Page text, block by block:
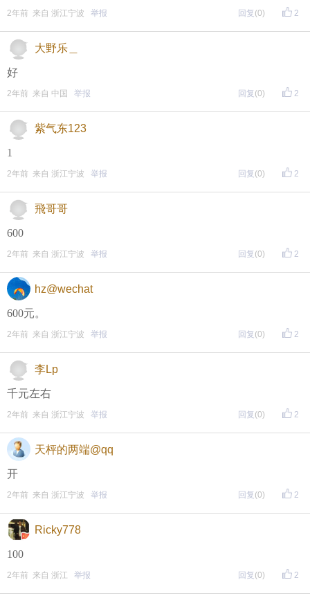
• 友情提醒
恶意灌水/答非所问，视为无效
未在规定时间内回复，视为无效
评论主题内容即可领取红包！
另外，欢迎加入东方热线资讯群！
只能扫描加入（不能识别二维码加入哦），
更多精彩等着你哦~
2
2年前 来自 浙江宁波 举报 回复 (0)
大野乐＿
好
2
2年前 来自 中国 举报 回复 (0)
紫气东123
1
2
2年前 来自 浙江宁波 举报 回复 (0)
飛哥哥
600
2
2年前 来自 浙江宁波 举报 回复 (0)
hz@wechat
600元。
2
2年前 来自 浙江宁波 举报 回复 (0)
李Lp
千元左右
2
2年前 来自 浙江宁波 举报 回复 (0)
天枰的两端@qq
开
2
2年前 来自 浙江宁波 举报 回复 (0)
Ricky778
100
2
2年前 来自 浙江 举报 回复 (0)